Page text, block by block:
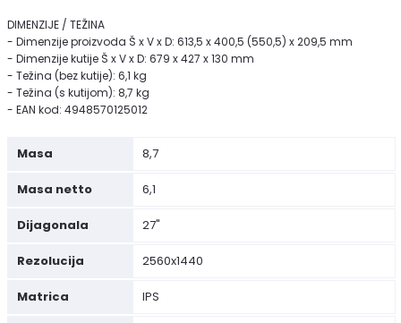
DIMENZIJE / TEŽINA
- Dimenzije proizvoda Š x V x D: 613,5 x 400,5 (550,5) x 209,5 mm
- Dimenzije kutije Š x V x D: 679 x 427 x 130 mm
- Težina (bez kutije): 6,1 kg
- Težina (s kutijom): 8,7 kg
- EAN kod: 4948570125012
Masa 8,7
Masa netto 6,1
Dijagonala 27"
Rezolucija 2560x1440
Matrica IPS